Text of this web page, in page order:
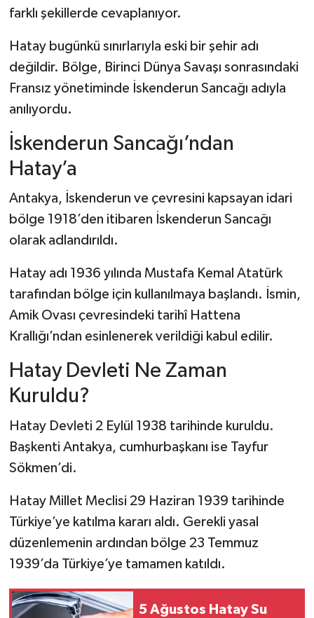
farklı şekillerde cevaplanıyor.
Hatay bugünkü sınırlarıyla eski bir şehir adı
değildir. Bölge, Birinci Dünya Savaşı sonrasındaki
Fransız yönetiminde İskenderun Sancağı adıyla
anılıyordu.
İskenderun Sancağı’ndan
Hatay’a
Antakya, İskenderun ve çevresini kapsayan idari
bölge 1918’den itibaren İskenderun Sancağı
olarak adlandırıldı.
Hatay adı 1936 yılında Mustafa Kemal Atatürk
tarafından bölge için kullanılmaya başlandı. İsmin,
Amik Ovası çevresindeki tarihî Hattena
Krallığı’ndan esinlenerek verildiği kabul edilir.
Hatay Devleti Ne Zaman
Kuruldu?
Hatay Devleti 2 Eylül 1938 tarihinde kuruldu.
Başkenti Antakya, cumhurbaşkanı ise Tayfur
Sökmen’di.
Hatay Millet Meclisi 29 Haziran 1939 tarihinde
Türkiye’ye katılma kararı aldı. Gerekli yasal
düzenlemenin ardından bölge 23 Temmuz
1939’da Türkiye’ye tamamen katıldı.
5 Ağustos Hatay Su